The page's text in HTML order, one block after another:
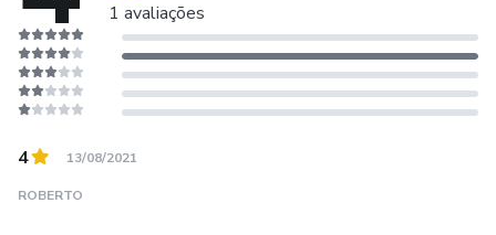
1 avaliações
4 13/08/2021
ROBERTO